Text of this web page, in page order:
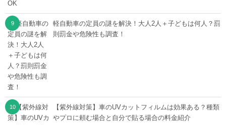
軽自動車の定員の謎を解決！大人2人＋子どもは何人？罰
則罰金や危険性も調査！
【紫外線対策】車のUVカットフィルムは効果ある？種類
やプロに頼む場合と自分で貼る場合の料金紹介